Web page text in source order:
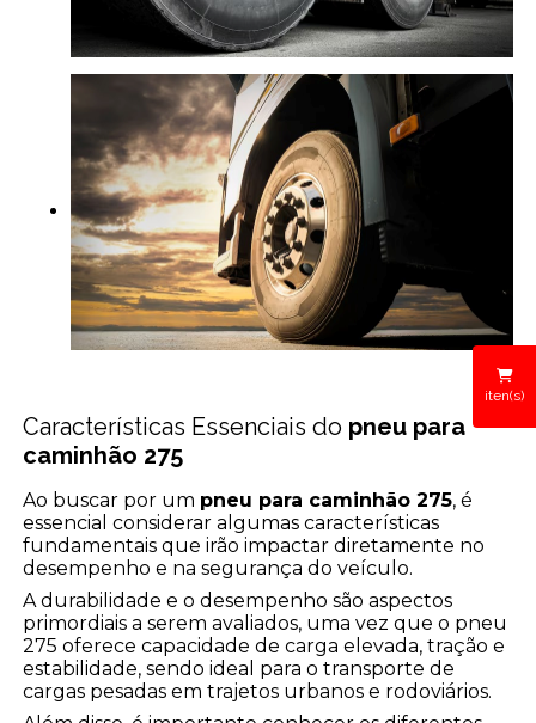
iten(s)
Características Essenciais do pneu para
caminhão 275
Ao buscar por um pneu para caminhão 275, é
essencial considerar algumas características
fundamentais que irão impactar diretamente no
desempenho e na segurança do veículo.
A durabilidade e o desempenho são aspectos
primordiais a serem avaliados, uma vez que o pneu
275 oferece capacidade de carga elevada, tração e
estabilidade, sendo ideal para o transporte de
cargas pesadas em trajetos urbanos e rodoviários.